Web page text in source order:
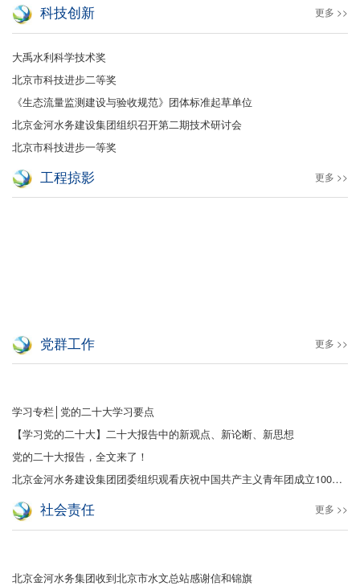
科技创新 更多 >>
大禹水利科学技术奖
北京市科技进步二等奖
《生态流量监测建设与验收规范》团体标准起草单位
北京金河水务建设集团组织召开第二期技术研讨会
北京市科技进步一等奖
工程掠影 更多 >>
党群工作 更多 >>
学习专栏│党的二十大学习要点
【学习党的二十大】二十大报告中的新观点、新论断、新思想
党的二十大报告，全文来了！
北京金河水务建设集团团委组织观看庆祝中国共产主义青年团成立100周年大会
社会责任 更多 >>
北京金河水务集团收到北京市水文总站感谢信和锦旗